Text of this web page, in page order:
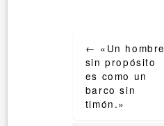
navigation
← «Un hombre
sin propósito
es como un
barco sin
timón.»